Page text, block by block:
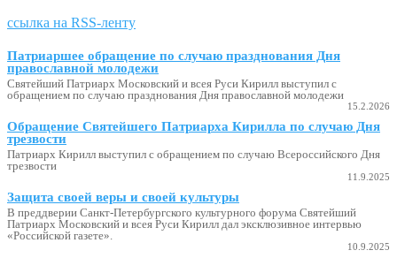
ссылка на RSS-ленту
Патриаршее обращение по случаю празднования Дня
православной молодежи
Святейший Патриарх Московский и всея Руси Кирилл выступил с
обращением по случаю празднования Дня православной молодежи
15.2.2026
Обращение Святейшего Патриарха Кирилла по случаю Дня
трезвости
Патриарх Кирилл выступил с обращением по случаю Всероссийского Дня
трезвости
11.9.2025
Защита своей веры и своей культуры
В преддверии Санкт-Петербургского культурного форума Святейший
Патриарх Московский и всея Руси Кирилл дал эксклюзивное интервью
«Российской газете».
10.9.2025